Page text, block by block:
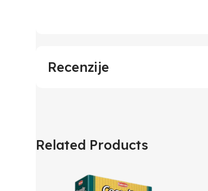
Recenzije
Related Products